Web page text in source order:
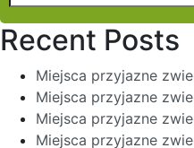
for:
Recent Posts
Miejsca przyjazne
Miejsca przyjazne
Miejsca przyjazne
Miejsca przyjazne